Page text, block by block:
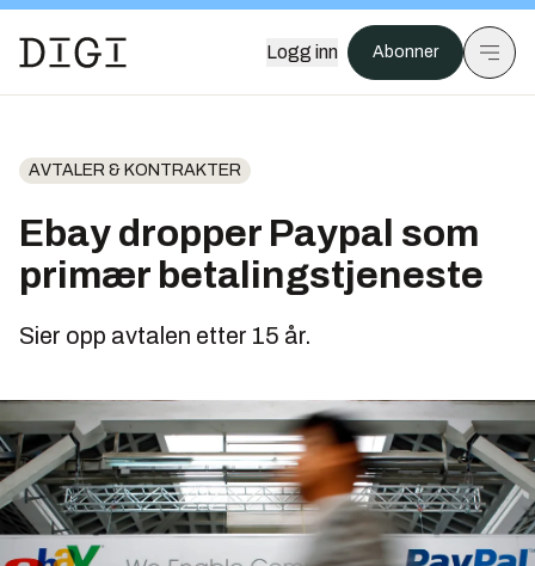
Logg inn Abonner
AVTALER & KONTRAKTER
Ebay dropper Paypal som
primær betalingstjeneste
Sier opp avtalen etter 15 år.